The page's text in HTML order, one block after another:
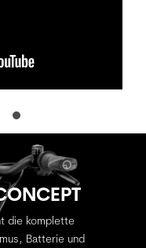
die komplette
Batterie und